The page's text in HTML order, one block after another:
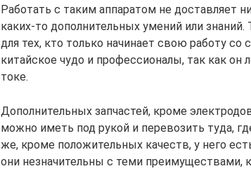
Работать с таким аппаратом не доставляет
каких-то дополнительных умений или
для тех, кто только начинает свою работу
китайское чудо и профессионалы, так как он
токе.
Дополнительных запчастей, кроме
можно иметь под рукой и перевозить туда,
же, кроме положительных качеств, у него
они незначительны с теми преимуществами,